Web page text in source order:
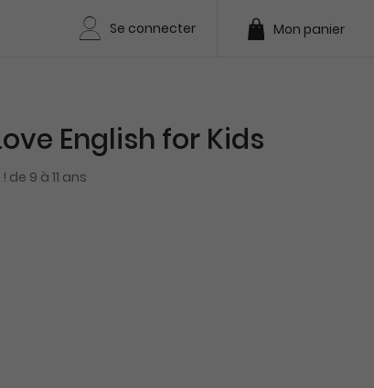
Se connecter Mon panier
English for Kids
9 à 11 ans